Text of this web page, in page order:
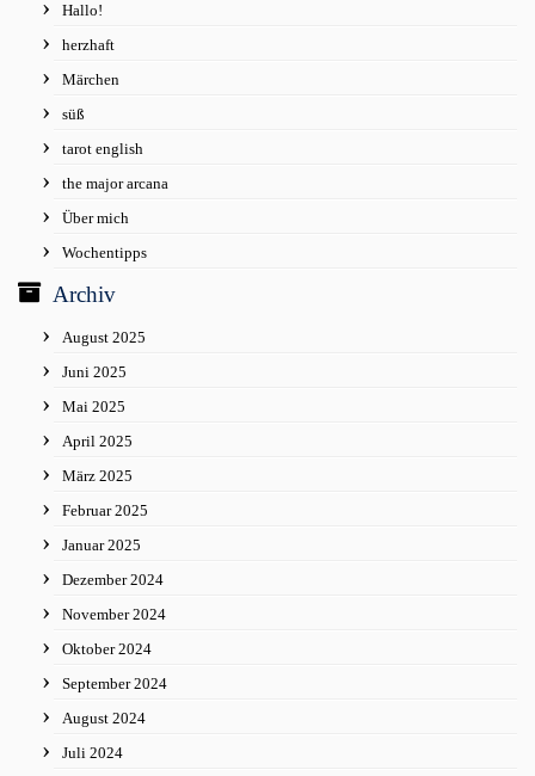
Hallo!
herzhaft
Märchen
süß
tarot english
the major arcana
Über mich
Wochentipps
Archiv
August 2025
Juni 2025
Mai 2025
April 2025
März 2025
Februar 2025
Januar 2025
Dezember 2024
November 2024
Oktober 2024
September 2024
August 2024
Juli 2024